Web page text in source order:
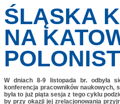
ŚLĄSKA
NA
W dniach 8-9 listopada br. odbyła
konferencja pracowników naukowych,
była to już piąta sesja z tego cyklu
by przy okazji jej zrelacjonowania